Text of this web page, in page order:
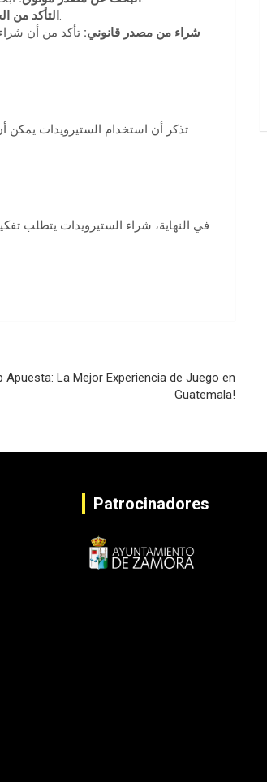
التأكد من تحقق من جودة الستيرويدات الخاضعة للاختبار والتقييم من قبل جهات مستقلة.
شراء من مصدر قانوني: تأكد من أن
تذكر أن استخدام الستيرويدات يمكن
في النهاية، شراء الستيرويدات يتطلب
Apuesta: La Mejor Experiencia de Juego en
Guatemala!
Patrocinadores